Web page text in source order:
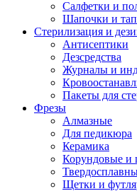
Салфетки и
Шапочки и
Стерилизация и
Антисептики
Дезсредства
Журналы и
Пакеты для
Фрезы
Алмазные
Для педикюра
Керамика
Корундовые
Щетки и